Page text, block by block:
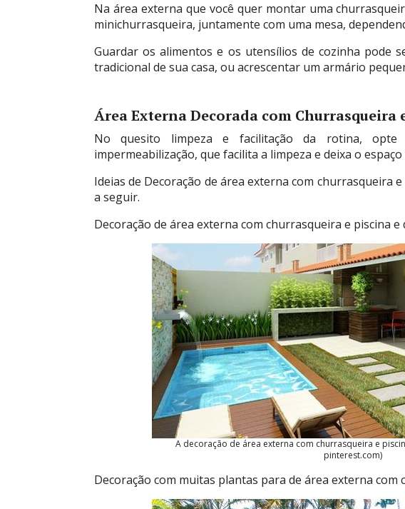
Na área externa que você quer montar uma
minichurrasqueira, juntamente com uma mesa,
Guardar os alimentos e os utensílios de cozinha pode
tradicional de sua casa, ou acrescentar um armário
Área Externa Decorada com Churrasqueira
No quesito limpeza e facilitação da rotina,
impermeabilização, que facilita a limpeza e deixa o
Ideias de Decoração de área externa com churrasqueira
a seguir.
Decoração de área externa com churrasqueira e piscina e
A decoração de área externa com churrasqueira e
pinterest.com)
Decoração com muitas plantas para de área externa com